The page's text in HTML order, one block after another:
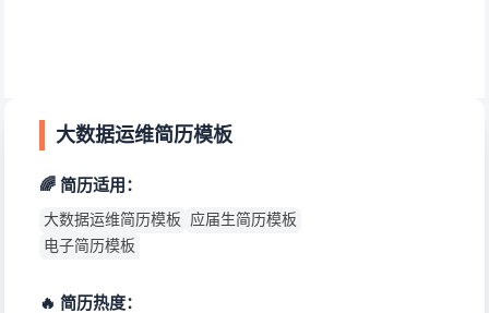
大数据运维简历模板
🌈 简历适用：
大数据运维简历模板
应届生简历模板
电子简历模板
🔥 简历热度：